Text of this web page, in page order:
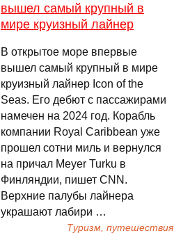
вышел самый крупный в
мире круизный лайнер
В открытое море впервые
вышел самый крупный в мире
круизный лайнер Icon of the
Seas. Его дебют с пассажирами
намечен на 2024 год. Корабль
компании Royal Caribbean уже
прошел сотни миль и вернулся
на причал Meyer Turku в
Финляндии, пишет CNN.
Верхние палубы лайнера
украшают лабири …
Туризм, путешествия